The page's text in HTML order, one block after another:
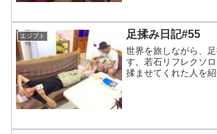
う。このブログをよ
エジプト 足揉み日記#55
世界を旅しながら、
す。若石リフレクソロ
揉ませてくれた人を